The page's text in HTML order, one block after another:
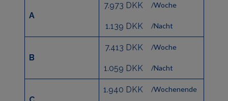
A
7.973 DKK /Woche
1.139 DKK /Nacht
B
7.413 DKK /Woche
1.059 DKK /Nacht
1.940 DKK /Wochenende